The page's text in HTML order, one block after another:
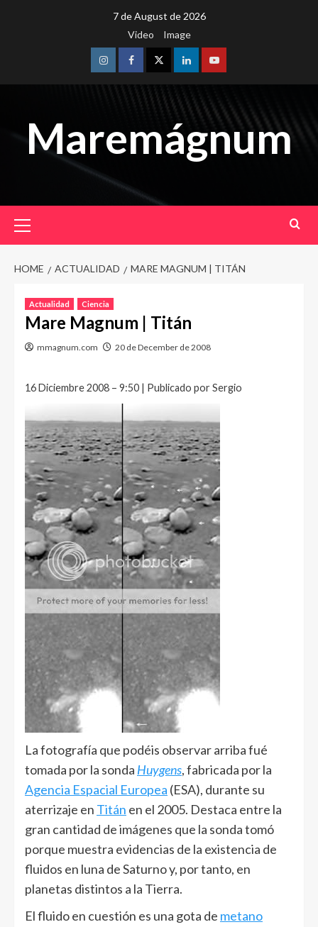
7 de August de 2026
Video
Image
InstagramFacebookTwitterLinkedinYoutube
Maremágnum
Menu
HOME ACTUALIDAD MARE MAGNUM | TITÁN
Actualidad Ciencia
Mare Magnum | Titán
mmagnum.com 20 de December de 2008
16 Diciembre 2008 – 9:50 | Publicado por Sergio
La fotografía que podéis observar arriba fué
tomada por la sonda Huygens, fabricada por la
Agencia Espacial Europea (ESA), durante su
aterrizaje en Titán en el 2005. Destaca entre la
gran cantidad de imágenes que la sonda tomó
porque muestra evidencias de la existencia de
fluidos en luna de Saturno y, por tanto, en
planetas distintos a la Tierra.
El fluido en cuestión es una gota de metano